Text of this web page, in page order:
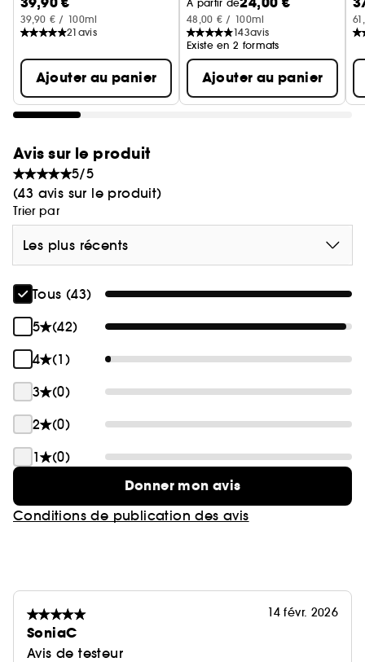
éclat naturel, où que vous soyez !
Soin formulé et fabriqué en France.
39,90 € / 100ml
21 avis
Ajouter au panier
À partir de
48,00 € / 100ml
143avis
Existe en 2 formats
Ajouter au panier
Avis sur le produit
5/5
(43 avis sur le produit)
Trier par
Les plus récents
Tous (43)
5
(42)
4
(1)
3
(0)
2
(0)
1
(0)
Donner mon avis
Conditions de publication des avis
14 févr. 2026
SoniaC
Avis de testeur